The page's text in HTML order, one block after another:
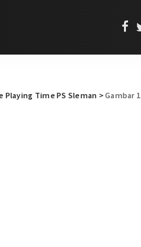
Time PS Sleman >Gambar 1